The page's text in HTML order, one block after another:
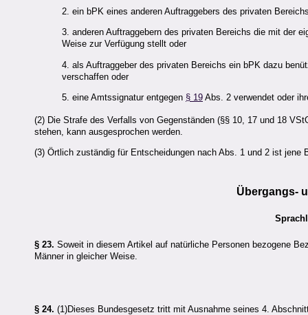
2. ein bPK eines anderen Auftraggebers des privaten
3. anderen Auftraggebern des privaten Bereichs die mit der
Weise zur Verfügung stellt oder
4. als Auftraggeber des privaten Bereichs ein bPK dazu
verschaffen oder
5. eine Amtssignatur entgegen § 19 Abs. 2 verwendet oder
(2) Die Strafe des Verfalls von Gegenständen (§§ 10, 17 und 18
stehen, kann ausgesprochen werden.
(3) Örtlich zuständig für Entscheidungen nach Abs. 1 und 2 ist jene
Übergangs-
§ 23. Soweit in diesem Artikel auf natürliche Personen bezogene
Männer in gleicher Weise.
§ 24. (1)Dieses Bundesgesetz tritt mit Ausnahme seines 4.